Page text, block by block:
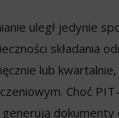
uległ jedynie
składania
lub
Choć